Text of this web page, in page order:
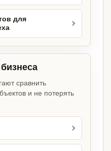
для
сравнить
и не потерять